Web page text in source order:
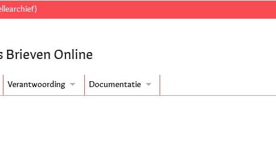
Brieven Online
Verantwoording Documentatie